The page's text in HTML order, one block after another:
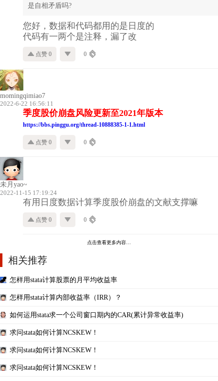
是自相矛盾吗?
您好，数据和代码都用的是日度的
代码有一两个是注释，漏了改
点赞 0 0
momingqimiao7
2022-6-22 16:56:11
季度股价崩盘风险更新至2021年版本
https://bbs.pinggu.org/thread-10888385-1-1.html
点赞 0 0
未月yao~
2022-11-15 17:19:24
有用日度数据计算季度股价崩盘的文献支撑嘛
点赞 0 0
点击查看更多内容…
相关推荐
怎样用stata计算股票的月平均收益率
怎样用stata计算内部收益率（IRR）？
如何运用stata求一个公司窗口期内的CAR(累计异常收益率)
求问stata如何计算NCSKEW！
求问stata如何计算NCSKEW！
求问stata如何计算NCSKEW！